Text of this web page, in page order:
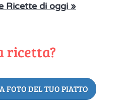
Ricette di oggi »
ricetta?
FOTO DEL TUO PIATTO